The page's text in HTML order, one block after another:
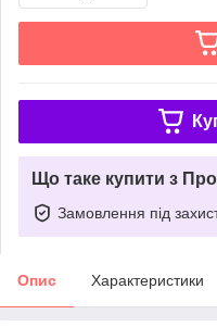
Що таке купити з
Замовлення під
Опис Характеристики